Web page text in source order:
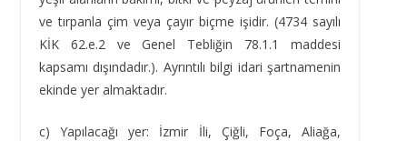
ve tırpanla çim veya çayır biçme işidir. (4734 sayılı
KİK 62.e.2 ve Genel Tebliğin 78.1.1 maddesi
kapsamı dışındadır.). Ayrıntılı bilgi idari şartnamenin
ekinde yer almaktadır.
c) Yapılacağı yer: İzmir İli, Çiğli, Foça, Aliağa,